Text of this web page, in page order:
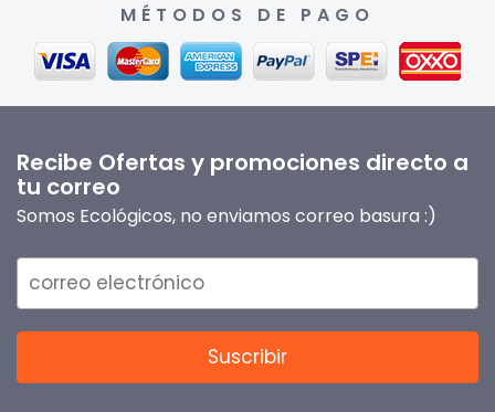
MÉTODOS DE PAGO
Recibe Ofertas y promociones directo a
tu correo
Somos Ecológicos, no enviamos correo basura :)